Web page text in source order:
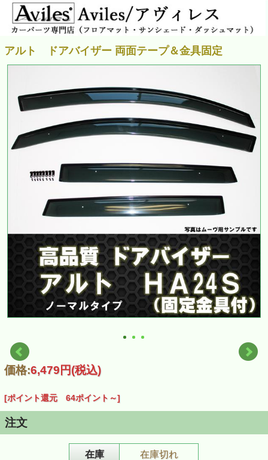
アルト ドアバイザー 両面テープ＆金具固定
価格:6,479円(税込)
[ポイント還元 64ポイント～]
注文
在庫 在庫切れ